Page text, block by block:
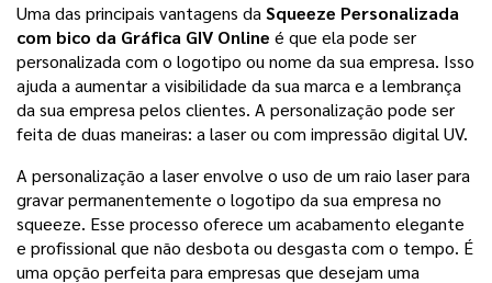
Uma das principais vantagens da Squeeze Personalizada
com bico da Gráfica GIV Online é que ela pode ser
personalizada com o logotipo ou nome da sua empresa. Isso
ajuda a aumentar a visibilidade da sua marca e a lembrança
da sua empresa pelos clientes. A personalização pode ser
feita de duas maneiras: a laser ou com impressão digital UV.
A personalização a laser envolve o uso de um raio laser para
gravar permanentemente o logotipo da sua empresa no
squeeze. Esse processo oferece um acabamento elegante
e profissional que não desbota ou desgasta com o tempo. É
uma opção perfeita para empresas que desejam uma